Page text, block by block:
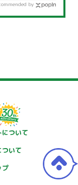
by
について
いて
プ